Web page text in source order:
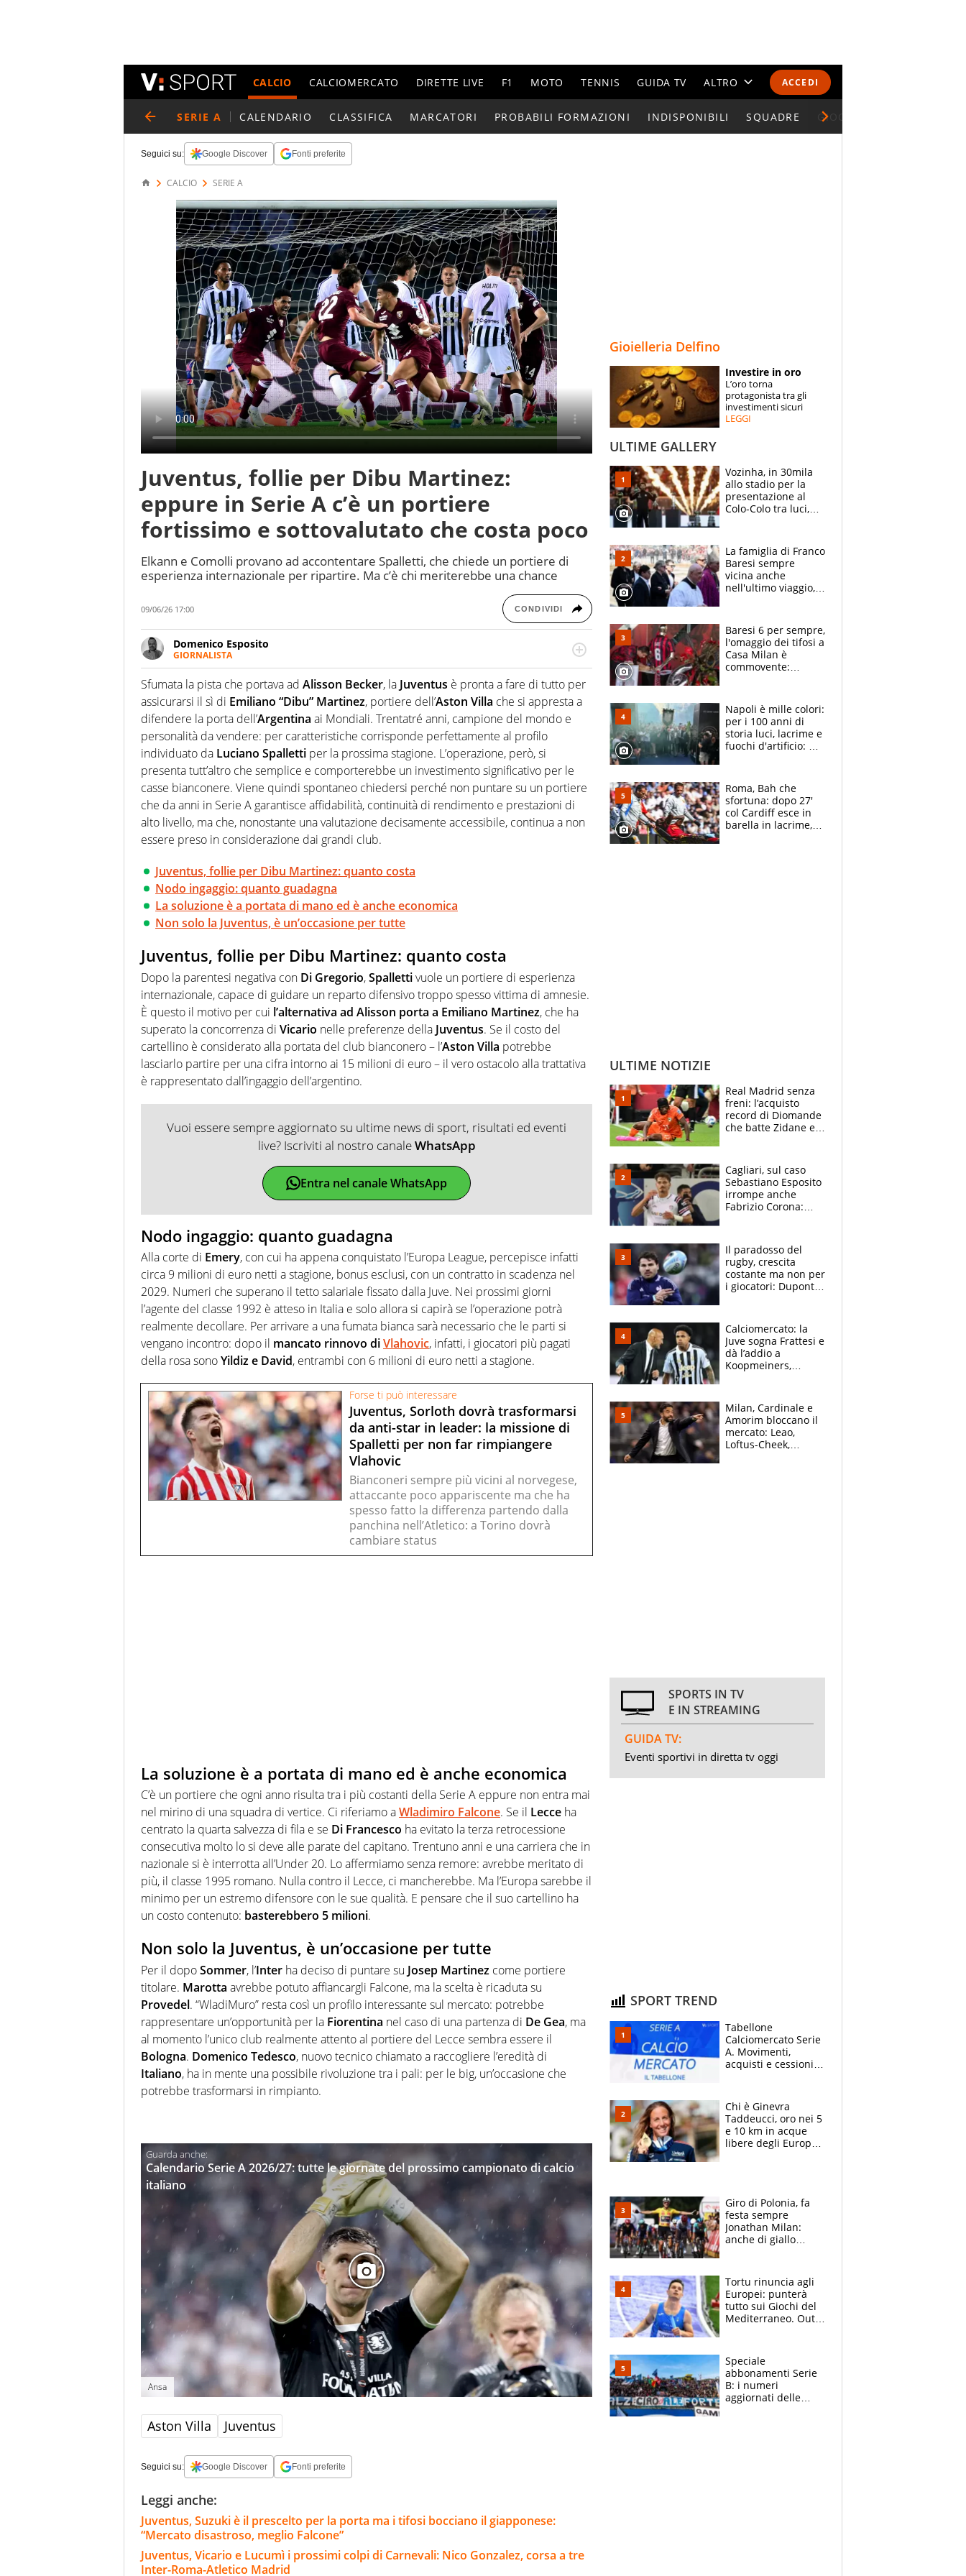
ACCEDI
CALCIO CALCIOMERCATO DIRETTE LIVE F1 MOTO TENNIS GUIDA TV ALTRO
CALENDARI E CLASSIFICHE
ESPERTI
CONTATTI
SERIE A CALENDARIO CLASSIFICA MARCATORI PROBABILI FORMAZIONI INDISPONIBILI SQUADRE GIOCATORI SERIE A
Seguici su: Google Discover Fonti preferite
CALCIO SERIE A
Juventus, follie per Dibu Martinez:
eppure in Serie A c’è un portiere
fortissimo e sottovalutato che costa poco
Elkann e Comolli provano ad accontentare Spalletti, che chiede un portiere di
esperienza internazionale per ripartire. Ma c’è chi meriterebbe una chance
09/06/26 17:00 CONDIVIDI
Domenico Esposito
GIORNALISTA
Da vent’anni in campo e sul campo per vivere ogni evento in tutte le sue sfaccettature.
Passione smisurata per il calcio e per la sfera di cuoio. Il pallone è una cosa serissima,
guai a dirgli di no
Sfumata la pista che portava ad Alisson Becker, la Juventus è pronta a fare di tutto per
assicurarsi il sì di Emiliano “Dibu” Martinez, portiere dell’Aston Villa che si appresta a
difendere la porta dell’Argentina ai Mondiali. Trentatré anni, campione del mondo e
personalità da vendere: per caratteristiche corrisponde perfettamente al profilo
individuato da Luciano Spalletti per la prossima stagione. L’operazione, però, si
presenta tutt’altro che semplice e comporterebbe un investimento significativo per le
casse bianconere. Viene quindi spontaneo chiedersi perché non puntare su un portiere
che da anni in Serie A garantisce affidabilità, continuità di rendimento e prestazioni di
alto livello, ma che, nonostante una valutazione decisamente accessibile, continua a non
essere preso in considerazione dai grandi club.
Juventus, follie per Dibu Martinez: quanto costa
Nodo ingaggio: quanto guadagna
La soluzione è a portata di mano ed è anche economica
Non solo la Juventus, è un’occasione per tutte
Juventus, follie per Dibu Martinez: quanto costa
Dopo la parentesi negativa con Di Gregorio,Spallettivuole un portiere di esperienza
internazionale, capace di guidare un reparto difensivo troppo spesso vittima di amnesie.
È questo il motivo per cui l’alternativa ad Alisson porta a Emiliano Martinez, che ha
superato la concorrenza di Vicario nelle preferenze della Juventus. Se il costo del
cartellino è considerato alla portata del club bianconero – l’Aston Villa potrebbe
lasciarlo partire per una cifra intorno ai 15 milioni di euro – il vero ostacolo alla trattativa
è rappresentato dall’ingaggio dell’argentino.
Vuoi essere sempre aggiornato su ultime news di sport, risultati ed eventi
live? Iscriviti al nostro canaleWhatsApp
Entra nel canale WhatsApp
Nodo ingaggio: quanto guadagna
Alla corte di Emery, con cui ha appena conquistato l’Europa League, percepisce infatti
circa 9 milioni di euro netti a stagione, bonus esclusi, con un contratto in scadenza nel
2029. Numeri che superano il tetto salariale fissato dalla Juve. Nei prossimi giorni
l’agente del classe 1992 è atteso in Italia e solo allora si capirà se l’operazione potrà
realmente decollare. Per arrivare a una fumata bianca sarà necessario che le parti si
vengano incontro: dopo il mancato rinnovo diVlahovic, infatti, i giocatori più pagati
della rosa sonoYildiz e David, entrambi con 6 milioni di euro netti a stagione.
Forse ti può interessare
Juventus, Sorloth dovrà trasformarsi
da anti-star in leader: la missione di
Spalletti per non far rimpiangere
Vlahovic
Bianconeri sempre più vicini al norvegese,
attaccante poco appariscente ma che ha
spesso fatto la differenza partendo dalla
panchina nell’Atletico: a Torino dovrà
cambiare status
La soluzione è a portata di mano ed è anche economica
C’è un portiere che ogni anno risulta tra i più costanti della Serie A eppure non entra mai
nel mirino di una squadra di vertice. Ci riferiamo aWladimiro Falcone. Se il Lecce ha
centrato la quarta salvezza di fila e se Di Francesco ha evitato la terza retrocessione
consecutiva molto lo si deve alle parate del capitano. Trentuno anni e una carriera che in
nazionale si è interrotta all’Under 20. Lo affermiamo senza remore: avrebbe meritato di
più, il classe 1995 romano. Nulla contro il Lecce, ci mancherebbe. Ma l’Europa sarebbe il
minimo per un estremo difensore con le sue qualità. E pensare che il suo cartellino ha
un costo contenuto: basterebbero 5 milioni.
Non solo la Juventus, è un’occasione per tutte
Per il dopoSommer, l’Inter ha deciso di puntare su Josep Martinez come portiere
titolare. Marotta avrebbe potuto affiancargli Falcone, ma la scelta è ricaduta su
Provedel. “WladiMuro” resta così un profilo interessante sul mercato: potrebbe
rappresentare un’opportunità per la Fiorentina nel caso di una partenza di De Gea, ma
al momento l’unico club realmente attento al portiere del Lecce sembra essere il
Bologna. Domenico Tedesco, nuovo tecnico chiamato a raccogliere l’eredità di
Italiano, ha in mente una possibile rivoluzione tra i pali: per le big, un’occasione che
potrebbe trasformarsi in rimpianto.
Calendario Serie A 2026/27: tutte le giornate del prossimo campionato di calcio
italiano
Ansa
Aston Villa Juventus
Seguici su: Google Discover Fonti preferite
Leggi anche:
Juventus, Suzuki è il prescelto per la porta ma i tifosi bocciano il giapponese:
“Mercato disastroso, meglio Falcone”
Juventus, Vicario e Lucumì i prossimi colpi di Carnevali: Nico Gonzalez, corsa a tre
Inter-Roma-Atletico Madrid
Gioielleria Delfino
Investire in oro
L’oro torna
protagonista tra gli
investimenti sicuri
LEGGI
ULTIME GALLERY
Vozinha, in 30mila
allo stadio per la
presentazione al
Colo-Colo tra luci,
La famiglia di Franco
Baresi sempre
vicina anche
nell'ultimo viaggio,
circondati
dall'affetto dei tifosi
Baresi 6 per sempre,
l'omaggio dei tifosi a
Casa Milan è
commovente:
bigliettini
Napoli è mille colori:
per i 100 anni di
storia luci, lacrime e
fuochi d'artificio: De
Roma, Bah che
sfortuna: dopo 27'
col Cardiff esce in
barella in lacrime,
ULTIME NOTIZIE
Real Madrid senza
freni: l’acquisto
record di Diomande
che batte Zidane e
Cagliari, sul caso
Sebastiano Esposito
irrompe anche
Fabrizio Corona:
prove”
Il paradosso del
rugby, crescita
costante ma non per
i giocatori: Dupont
solo 1,4 milioni
all'anno
Calciomercato: la
Juve sogna Frattesi e
dà l’addio a
Koopmeiners,
scatenata
Milan, Cardinale e
Amorim bloccano il
mercato: Leao,
Loftus-Cheek,
SPORTS IN TV
E IN STREAMING
GUIDA TV:
Eventi sportivi in diretta tv oggi
SPORT TREND
Tabellone
Calciomercato Serie
A. Movimenti,
acquisti e cessioni:
Chi è Ginevra
Taddeucci, oro nei 5
e 10 km in acque
libere degli Europei
Giro di Polonia, fa
festa sempre
Jonathan Milan:
anche di giallo
Malucelli, terzo)
Tortu rinuncia agli
Europei: punterà
tutto sui Giochi del
Mediterraneo. Out
in dubbio
Speciale
abbonamenti Serie
B: i numeri
aggiornati delle